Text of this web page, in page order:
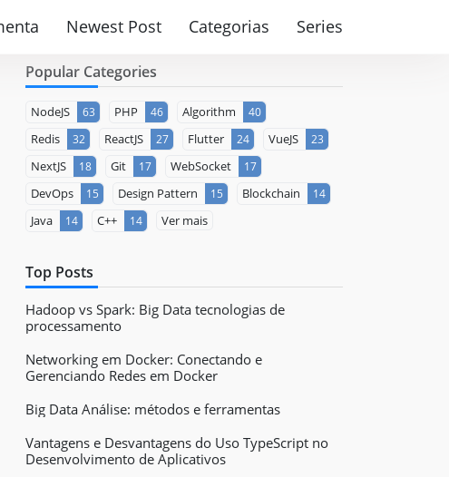
Newest Post Categorias Series
Popular Categories
NodeJS 63 PHP 46 Algorithm 40
Redis 32 ReactJS 27 Flutter 24 VueJS 23
NextJS 18 Git 17 WebSocket 17
DevOps 15 Design Pattern 15 Blockchain 14
Java 14 C++ 14 Ver mais
Top Posts
Hadoop vs Spark: Big Data tecnologias de
processamento
Networking em Docker: Conectando e
Gerenciando Redes em Docker
Big Data Análise: métodos e ferramentas
Vantagens e Desvantagens do Uso TypeScript no
Desenvolvimento de Aplicativos